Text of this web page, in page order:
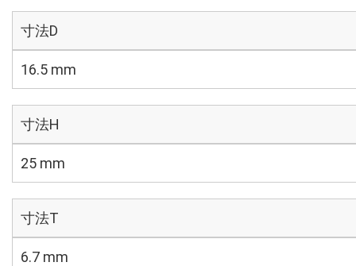
寸法D
16.5 mm
寸法H
25 mm
寸法T
6.7 mm